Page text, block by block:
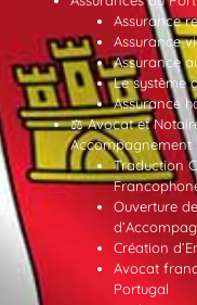
Assurance
Assurance
Assurance
Le système
Assurance
⚖️ Avocat et
Accompagnement
Traduction
Ouverture
Création
Avocat
Portugal